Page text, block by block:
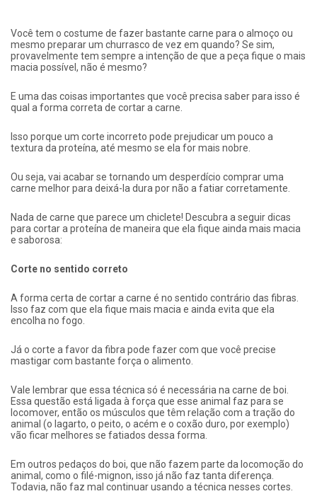
Você tem o costume de fazer bastante carne para o almoço ou
mesmo preparar um churrasco de vez em quando? Se sim,
provavelmente tem sempre a intenção de que a peça fique o mais
macia possível, não é mesmo?
E uma das coisas importantes que você precisa saber para isso é
qual a forma correta de cortar a carne.
Isso porque um corte incorreto pode prejudicar um pouco a
textura da proteína, até mesmo se ela for mais nobre.
Ou seja, vai acabar se tornando um desperdício comprar uma
carne melhor para deixá-la dura por não a fatiar corretamente.
Nada de carne que parece um chiclete! Descubra a seguir dicas
para cortar a proteína de maneira que ela fique ainda mais macia
e saborosa:
Corte no sentido correto
A forma certa de cortar a carne é no sentido contrário das fibras.
Isso faz com que ela fique mais macia e ainda evita que ela
encolha no fogo.
Já o corte a favor da fibra pode fazer com que você precise
mastigar com bastante força o alimento.
Vale lembrar que essa técnica só é necessária na carne de boi.
Essa questão está ligada à força que esse animal faz para se
locomover, então os músculos que têm relação com a tração do
animal (o lagarto, o peito, o acém e o coxão duro, por exemplo)
vão ficar melhores se fatiados dessa forma.
Em outros pedaços do boi, que não fazem parte da locomoção do
animal, como o filé-mignon, isso já não faz tanta diferença.
Todavia, não faz mal continuar usando a técnica nesses cortes.